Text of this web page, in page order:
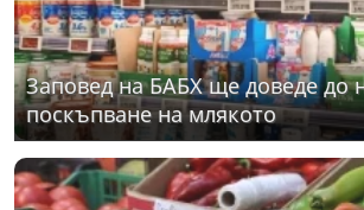
Заповед на БАБХ ще доведе до
поскъпване на млякото